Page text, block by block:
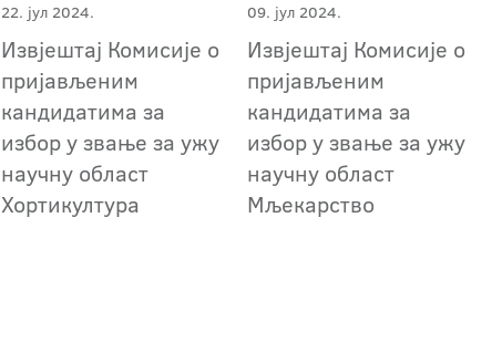
22. јул 2024.
Извјештај Комисије о
пријављеним
кандидатима за
избор у звање за ужу
научну област
Хортикултура
09. јул 2024.
Извјештај Комисије о
пријављеним
кандидатима за
избор у звање за ужу
научну област
Мљекарство